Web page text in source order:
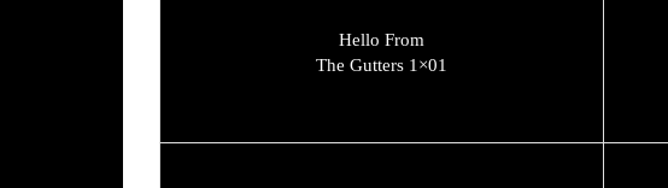
Hello From
The Gutters 1×01